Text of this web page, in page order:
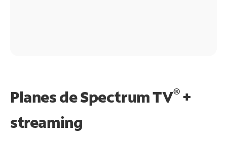
Planes de Spectrum TV®+
streaming